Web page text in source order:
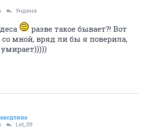
Ундинa
разве такое бывает?! Вот
со мной, вряд ли бы я поверила,
Let_09